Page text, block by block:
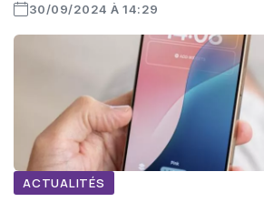
30/09/2024 À 14:29
ACTUALITÉS